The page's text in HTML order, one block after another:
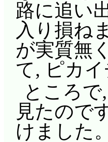
路に追い
入り損ね
が実質無
て, ピカ
ところ
見たので
けました